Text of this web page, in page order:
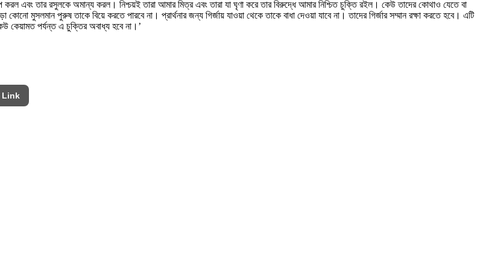
এবং তার রসুলকে অমান্য করল। নিশ্চয়ই তারা আমার মিত্র এবং তারা যা ঘৃণা করে তার বিরুদ্ধে আমার নিশ্চিত চুক্তি রইল। কেউ তাদের কোথাও যেতে বা
মুসলমান পুরুষ তাকে বিয়ে করতে পারবে না। প্রার্থনার জন্য গির্জায় যাওয়া থেকে তাকে বাধা দেওয়া যাবে না। তাদের গির্জার সম্মান রক্ষা করতে হবে। এটি
কেয়ামত পর্যন্ত এ চুক্তির অবাধ্য হবে না।’
Link